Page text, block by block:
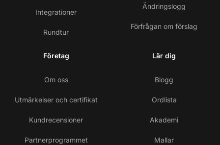
Integrationer
Rundtur
Ändringslogg
Förfrågan om förslag
Företag
Om oss
Utmärkelser och certifikat
Kundrecensioner
Partnerprogrammet
Lär dig
Blogg
Ordlista
Akademi
Mallar